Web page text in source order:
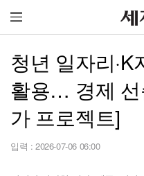
청년 일자리
활용… 경제 선
가 프로젝트]
입력 : 2026-07-06 06:00